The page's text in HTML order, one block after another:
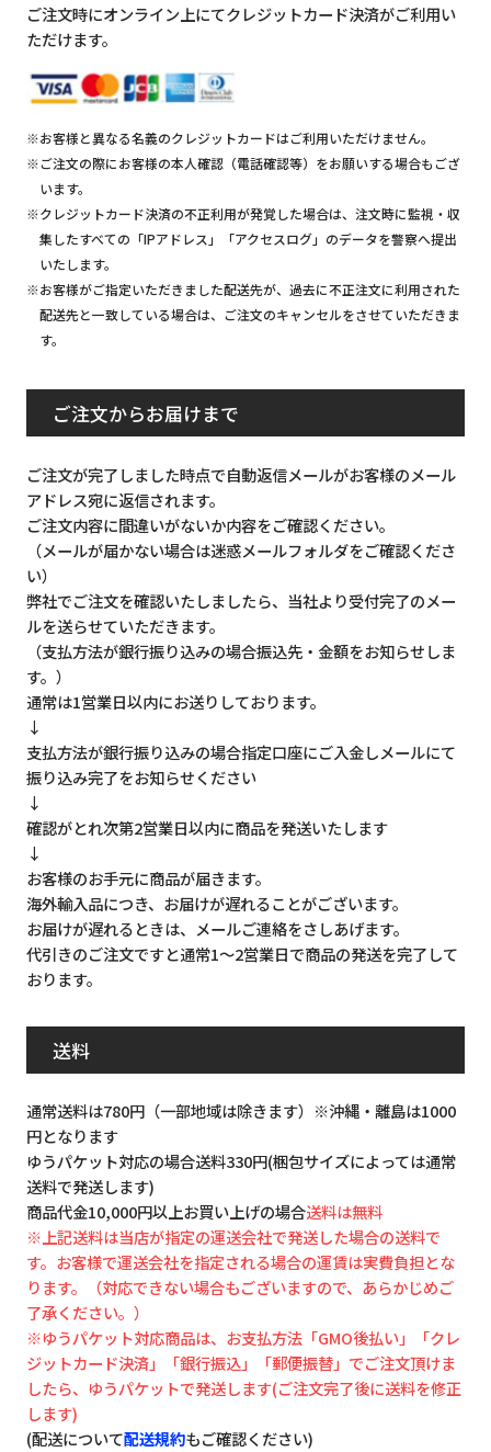
ご注文時にオンライン上にてクレジットカード決済がご利用い
ただけます。
※お客様と異なる名義のクレジットカードはご利用いただけません。
※ご注文の際にお客様の本人確認（電話確認等）をお願いする場合もござ
います。
※クレジットカード決済の不正利用が発覚した場合は、注文時に監視・収
集したすべての「IPアドレス」「アクセスログ」のデータを警察へ提出
いたします。
※お客様がご指定いただきました配送先が、過去に不正注文に利用された
配送先と一致している場合は、ご注文のキャンセルをさせていただきま
す。
ご注文からお届けまで
ご注文が完了しました時点で自動返信メールがお客様のメール
アドレス宛に返信されます。
ご注文内容に間違いがないか内容をご確認ください。
（メールが届かない場合は迷惑メールフォルダをご確認くださ
い）
弊社でご注文を確認いたしましたら、当社より受付完了のメー
ルを送らせていただきます。
（支払方法が銀行振り込みの場合振込先・金額をお知らせしま
す。）
通常は1営業日以内にお送りしております。
↓
支払方法が銀行振り込みの場合指定口座にご入金しメールにて
振り込み完了をお知らせください
↓
確認がとれ次第2営業日以内に商品を発送いたします
↓
お客様のお手元に商品が届きます。
海外輸入品につき、お届けが遅れることがございます。
お届けが遅れるときは、メールご連絡をさしあげます。
代引きのご注文ですと通常1～2営業日で商品の発送を完了して
おります。
送料
通常送料は780円（一部地域は除きます）※沖縄・離島は1000
円となります
ゆうパケット対応の場合送料330円(梱包サイズによっては通常
送料で発送します)
商品代金10,000円以上お買い上げの場合送料は無料
※上記送料は当店が指定の運送会社で発送した場合の送料で
す。お客様で運送会社を指定される場合の運賃は実費負担とな
ります。（対応できない場合もございますので、あらかじめご
了承ください。）
※ゆうパケット対応商品は、お支払方法「GMO後払い」「クレ
ジットカード決済」「銀行振込」「郵便振替」でご注文頂けま
したら、ゆうパケットで発送します(ご注文完了後に送料を修正
します)
(配送について配送規約もご確認ください)